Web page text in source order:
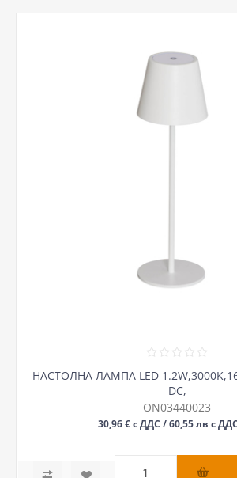
НАСТОЛНА ЛАМПА LED
DC,
ON03440023
30,96 € с ДДС / 60,55 лв с ДДС